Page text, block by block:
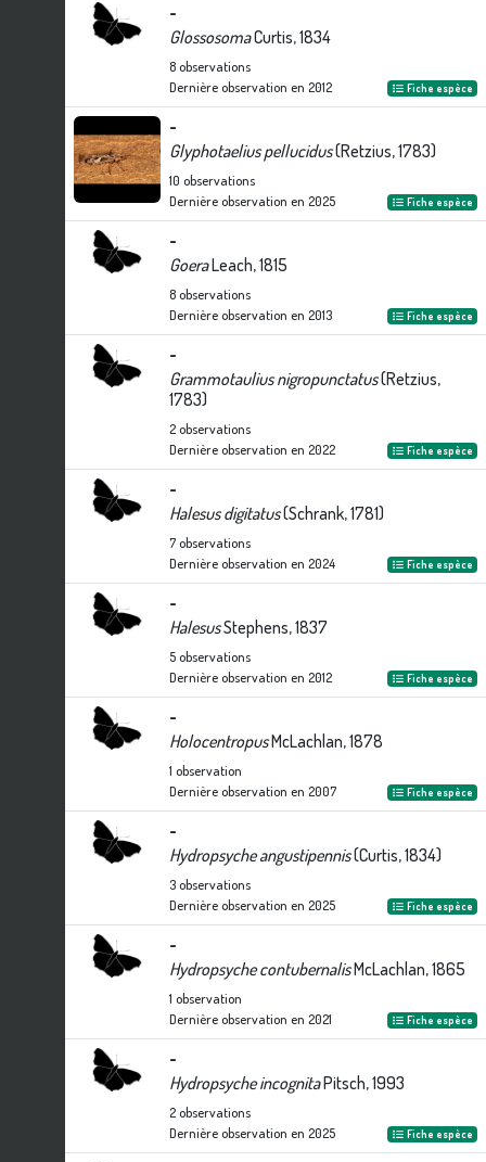
-
GlossosomaCurtis, 1834
8observations
Dernière observation en 2012 Fiche espèce
-
Glyphotaelius pellucidus(Retzius, 1783)
10 observations
Dernière observation en 2025 Fiche espèce
-
GoeraLeach, 1815
8observations
Dernière observation en 2013 Fiche espèce
-
Grammotaulius nigropunctatus(Retzius,
1783)
2observations
Dernière observation en 2022 Fiche espèce
-
Halesus digitatus(Schrank, 1781)
7observations
Dernière observation en 2024 Fiche espèce
-
HalesusStephens, 1837
5observations
Dernière observation en 2012 Fiche espèce
-
HolocentropusMcLachlan, 1878
1 observation
Dernière observation en 2007 Fiche espèce
-
Hydropsyche angustipennis(Curtis, 1834)
3observations
Dernière observation en 2025 Fiche espèce
-
Hydropsyche contubernalisMcLachlan, 1865
1 observation
Dernière observation en 2021 Fiche espèce
-
Hydropsyche incognitaPitsch, 1993
2observations
Dernière observation en 2025 Fiche espèce